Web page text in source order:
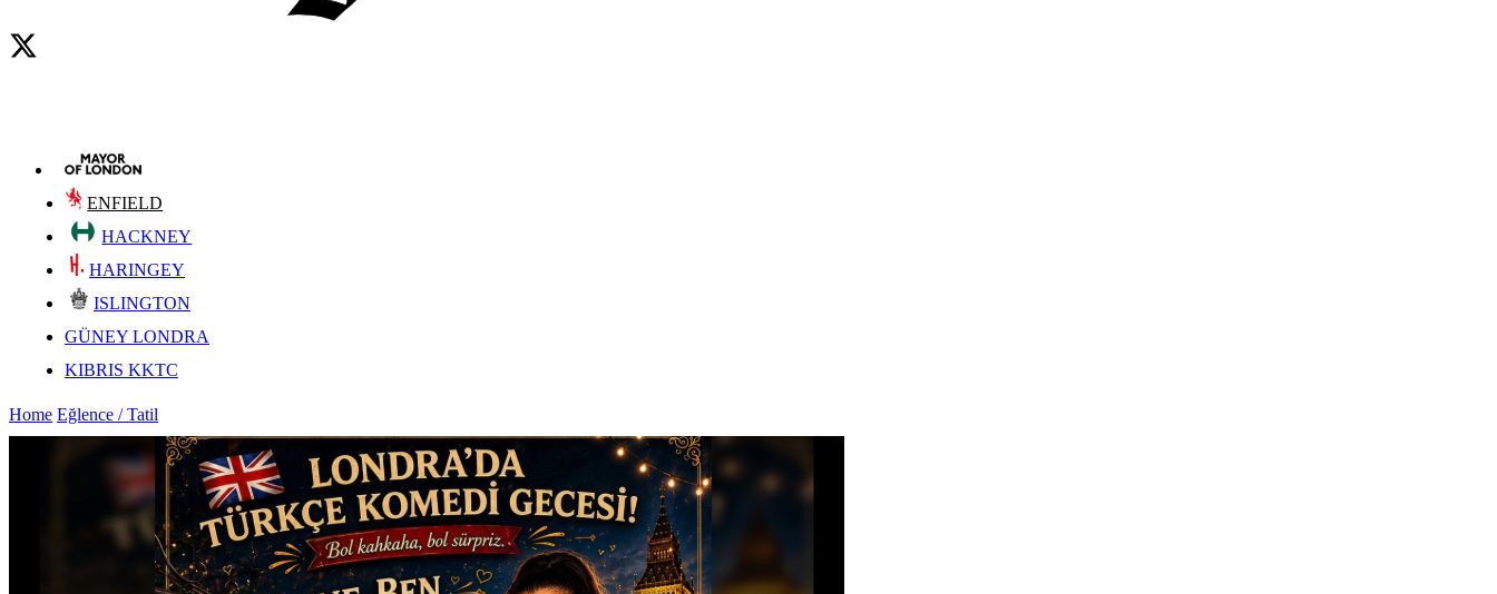
ENFIELD
HACKNEY
HARINGEY
ISLINGTON
GÜNEY LONDRA
KIBRIS KKTC
Home Eğlence / Tatil